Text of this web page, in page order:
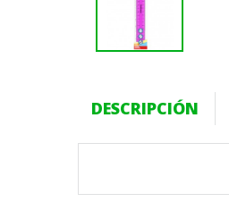
DESCRIPCIÓN